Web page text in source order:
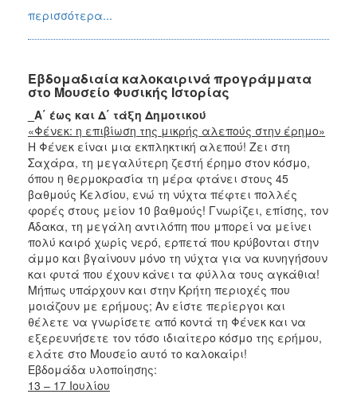
περισσότερα...
Εβδομαδιαία καλοκαιρινά προγράμματα
στο Μουσείο Φυσικής Ιστορίας
_Α΄ έως και Δ΄ τάξη Δημοτικού
«Φένεκ: η επιβίωση της μικρής αλεπούς στην έρημο»
Η Φένεκ είναι μια εκπληκτική αλεπού! Ζει στη
Σαχάρα, τη μεγαλύτερη ζεστή έρημο στον κόσμο,
όπου η θερμοκρασία τη μέρα φτάνει στους 45
βαθμούς Κελσίου, ενώ τη νύχτα πέφτει πολλές
φορές στους μείον 10 βαθμούς! Γνωρίζει, επίσης, τον
Άδακα, τη μεγάλη αντιλόπη που μπορεί να μείνει
πολύ καιρό χωρίς νερό, ερπετά που κρύβονται στην
άμμο και βγαίνουν μόνο τη νύχτα για να κυνηγήσουν
και φυτά που έχουν κάνει τα φύλλα τους αγκάθια!
Μήπως υπάρχουν και στην Κρήτη περιοχές που
μοιάζουν με ερήμους; Αν είστε περίεργοι και
θέλετε να γνωρίσετε από κοντά τη Φένεκ και να
εξερευνήσετε τον τόσο ιδιαίτερο κόσμο της ερήμου,
ελάτε στο Μουσείο αυτό το καλοκαίρι!
Εβδομάδα υλοποίησης:
13 – 17 Ιουλίου